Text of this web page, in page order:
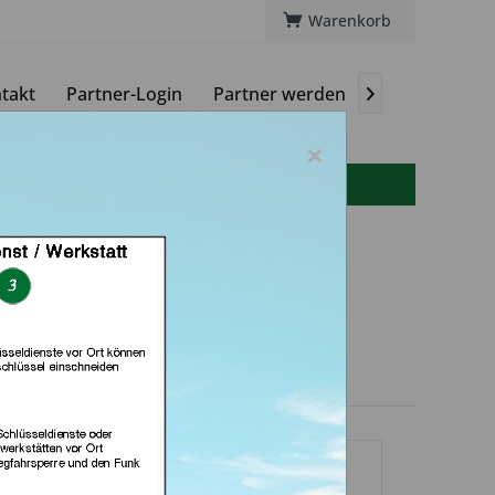
Warenkorb
Partner-Login Partner werden 
& Schlüsseldienst
×